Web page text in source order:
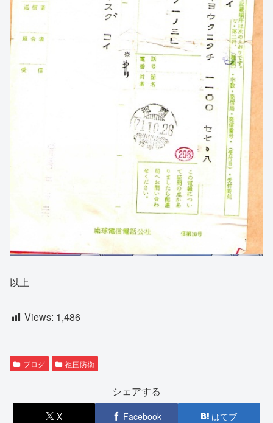
以上
Views: 1,486
ブログ 祖国防衛
シェアする
X Facebook はてブ